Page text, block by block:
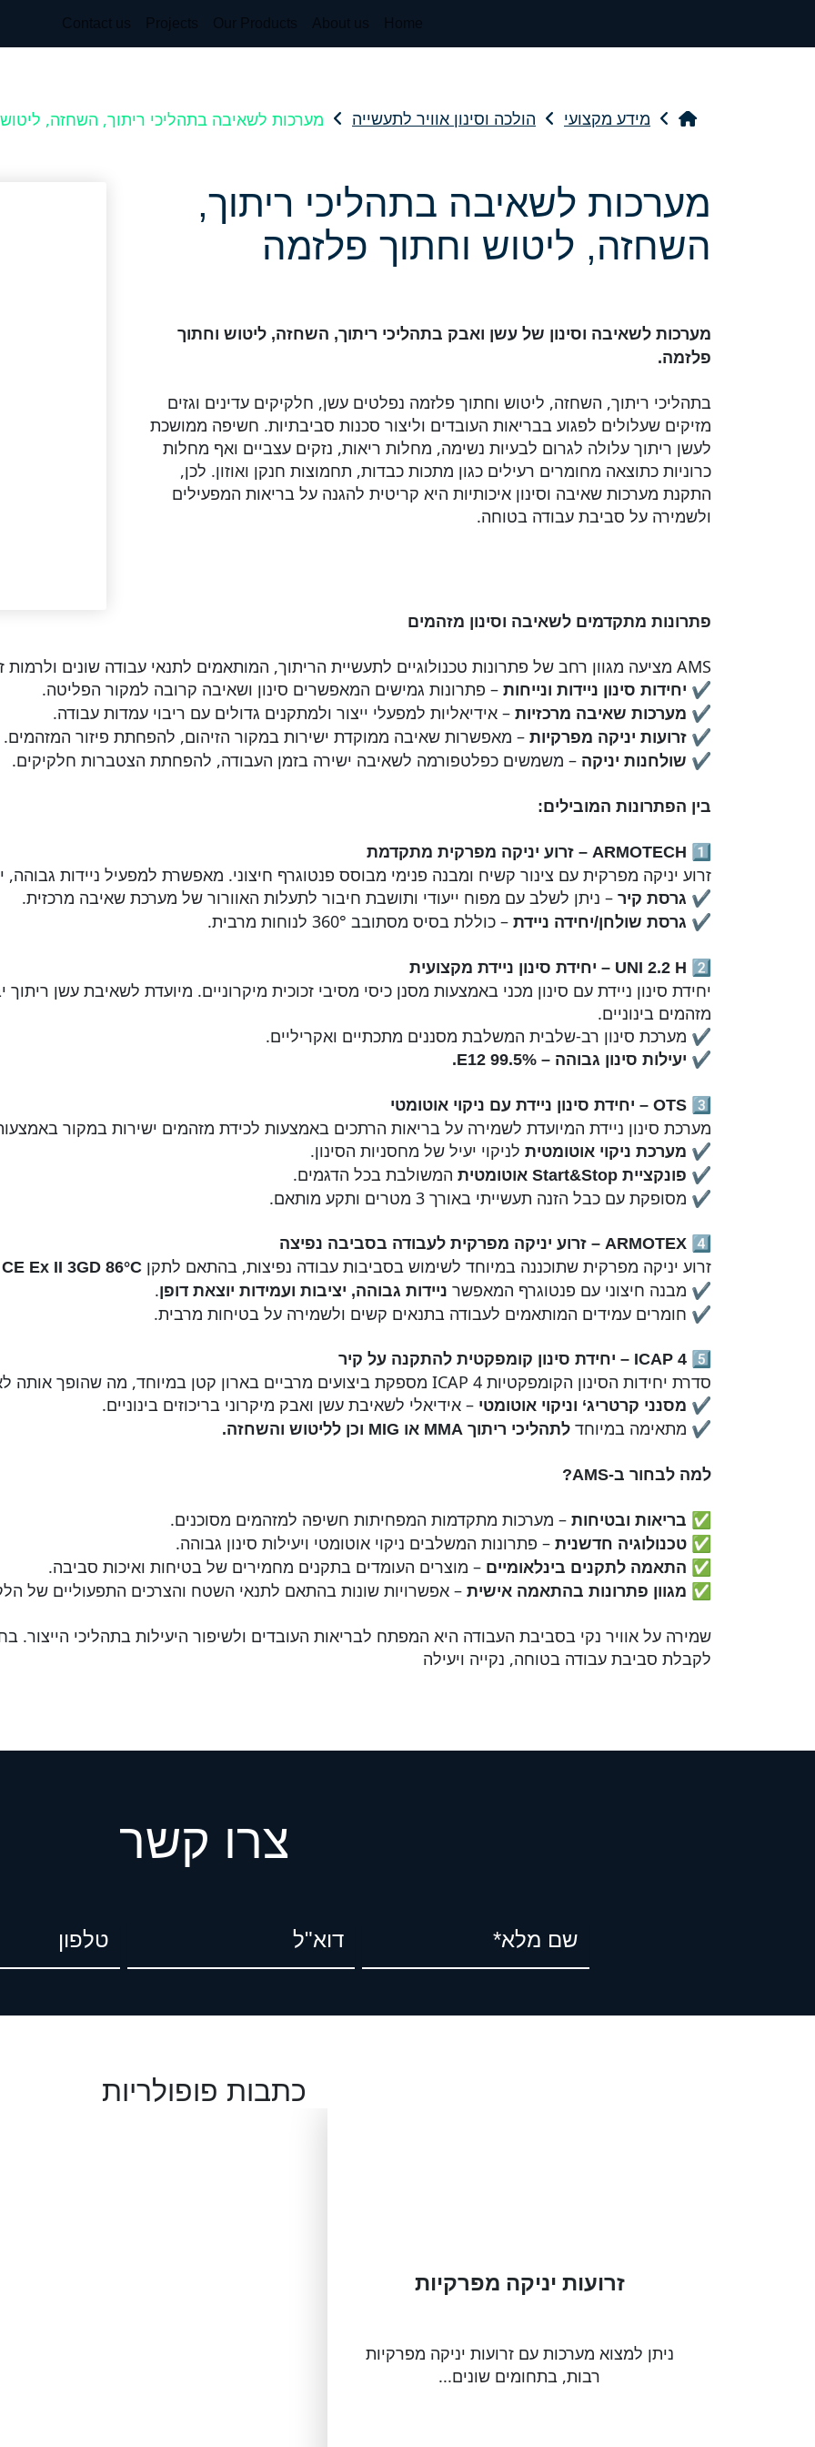
Home
About us
Our Products
Projects
Contact us
מידע מקצועי הולכה וסינון אוויר לתעשייה מערכות לשאיבה בתהליכי ריתוך, השחזה,
מערכות לשאיבה בתהליכי ריתוך,
השחזה, ליטוש וחתוך פלזמה
מערכות לשאיבה וסינון של עשן ואבק בתהליכי ריתוך, השחזה, ליטוש וחתוך
פלזמה.
בתהליכי ריתוך, השחזה, ליטוש וחתוך פלזמה נפלטים עשן, חלקיקים עדינים וגזים
מזיקים שעלולים לפגוע בבריאות העובדים וליצור סכנות סביבתיות. חשיפה ממושכת
לעשן ריתוך עלולה לגרום לבעיות נשימה, מחלות ריאות, נזקים עצביים ואף מחלות
כרוניות כתוצאה מחומרים רעילים כגון מתכות כבדות, תחמוצות חנקן ואוזון. לכן,
התקנת מערכות שאיבה וסינון איכותיות היא קריטית להגנה על בריאות המפעילים
ולשמירה על סביבת עבודה בטוחה.
פתרונות מתקדמים לשאיבה וסינון מזהמים
AMS מציעה מגוון רחב של פתרונות טכנולוגיים לתעשיית הריתוך, המותאמים לתנאי עבודה שונים ולרמות זיהום משתנות:
✔ יחידות סינון ניידות ונייחות – פתרונות גמישים המאפשרים סינון ושאיבה קרובה למקור הפליטה.
✔ מערכות שאיבה מרכזיות – אידיאליות למפעלי ייצור ולמתקנים גדולים עם ריבוי עמדות עבודה.
✔ זרועות יניקה מפרקיות – מאפשרות שאיבה ממוקדת ישירות במקור הזיהום, להפחתת פיזור המזהמים.
✔ שולחנות יניקה – משמשים כפלטפורמה לשאיבה ישירה בזמן העבודה, להפחתת הצטברות חלקיקים.
בין הפתרונות המובילים:
1️⃣
ARMOTECH – זרוע יניקה מפרקית מתקדמת
זרוע יניקה מפרקית עם צינור קשיח ומבנה פנימי מבוסס פנטוגרף חיצוני. מאפשרת למפעיל ניידות גבוהה,
✔ גרסת קיר – ניתן לשלב עם מפוח ייעודי ותושבת חיבור לתעלות האוורור של מערכת שאיבה מרכזית.
✔ גרסת שולחן/יחידה ניידת – כוללת בסיס מסתובב 360° לנוחות מרבית.
2️⃣
UNI 2.2 H – יחידת סינון ניידת מקצועית
יחידת סינון ניידת עם סינון מכני באמצעות מסנן כיסי מסיבי זכוכית מיקרוניים. מיועדת לשאיבת עשן
מזהמים בינוניים.
✔ מערכת סינון רב-שלבית המשלבת מסננים מתכתיים ואקריליים.
✔ יעילות סינון גבוהה – E12 99.5%.
3️⃣
OTS – יחידת סינון ניידת עם ניקוי אוטומטי
מערכת סינון ניידת המיועדת לשמירה על בריאות הרתכים באמצעות לכידת מזהמים ישירות במקור
✔ מערכת ניקוי אוטומטית לניקוי יעיל של מחסניות הסינון.
✔ פונקציית Start&Stop אוטומטית המשולבת בכל הדגמים.
✔ מסופקת עם כבל הזנה תעשייתי באורך 3 מטרים ותקע מותאם.
4️⃣
ARMOTEX – זרוע יניקה מפרקית לעבודה בסביבה נפיצה
זרוע יניקה מפרקית שתוכננה במיוחד לשימוש בסביבות עבודה נפיצות, בהתאם לתקן Ex II 3GD 86°C
✔ מבנה חיצוני עם פנטוגרף המאפשר ניידות גבוהה, יציבות ועמידות יוצאת דופן.
✔ חומרים עמידים המותאמים לעבודה בתנאים קשים ולשמירה על בטיחות מרבית.
5️⃣
ICAP 4 – יחידת סינון קומפקטית להתקנה על קיר
סדרת יחידות הסינון הקומפקטיות ICAP 4 מספקת ביצועים מרביים בארון קטן במיוחד, מה שהופך אותה לאידיאלית להתקנה בתוך מבנים.
✔ מסנני קרטריג‘ וניקוי אוטומטי – אידיאלי לשאיבת עשן ואבק מיקרוני בריכוזים בינוניים.
✔ מתאימה במיוחד לתהליכי ריתוך MMA או MIG וכן לליטוש והשחזה.
למה לבחור ב-AMS?
✅ בריאות ובטיחות – מערכות מתקדמות המפחיתות חשיפה למזהמים מסוכנים.
✅ טכנולוגיה חדשנית – פתרונות המשלבים ניקוי אוטומטי ויעילות סינון גבוהה.
✅ התאמה לתקנים בינלאומיים – מוצרים העומדים בתקנים מחמירים של בטיחות ואיכות סביבה.
✅ מגוון פתרונות בהתאמה אישית – אפשרויות שונות בהתאם לתנאי השטח והצרכים התפעוליים של
לקבלת סביבת עבודה בטוחה, נקייה ויעילה
צרו קשר
כתבות פופולריות
זרועות יניקה מפרקיות
ניתן למצוא מערכות עם זרועות יניקה מפרקיות
רבות, בתחומים שונים...